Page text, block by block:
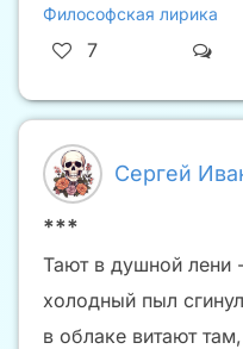
Философская лирика
7
Сергей
***
Тают в душной лени
холодный пыл
в облаке витают